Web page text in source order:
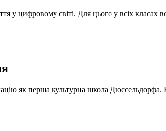
у цифровому світі. Для цього у всіх
як перша культурна школа